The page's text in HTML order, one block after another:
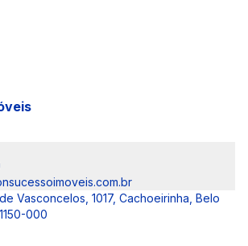
Vasconcelos, 1017, Cachoeirinha, Belo
000